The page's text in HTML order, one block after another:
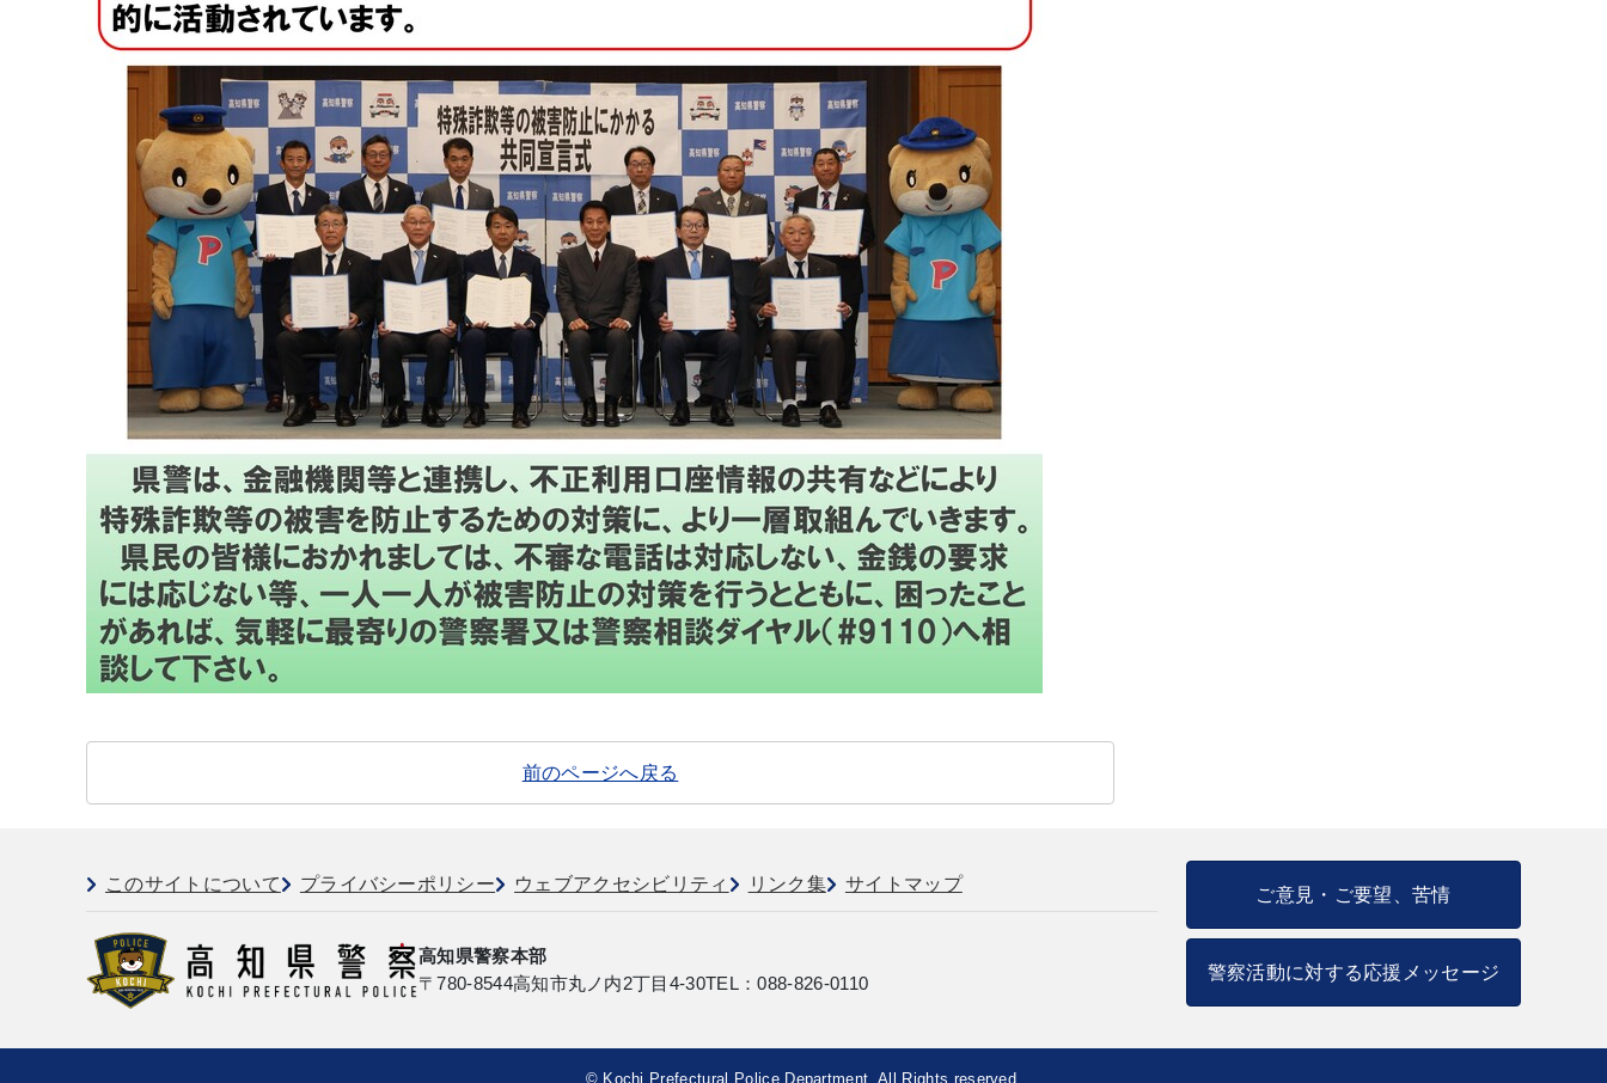
前のページへ戻る
このサイトについて プライバシーポリシー ウェブアクセシビリティ リンク集 サイトマップ
高知県警察本部
〒780-8544高知市丸ノ内2丁目4-30TEL：088-826-0110
ご意見・ご要望、苦情
警察活動に対する応援メッセージ
© Kochi Prefectural Police Department. All Rights reserved.